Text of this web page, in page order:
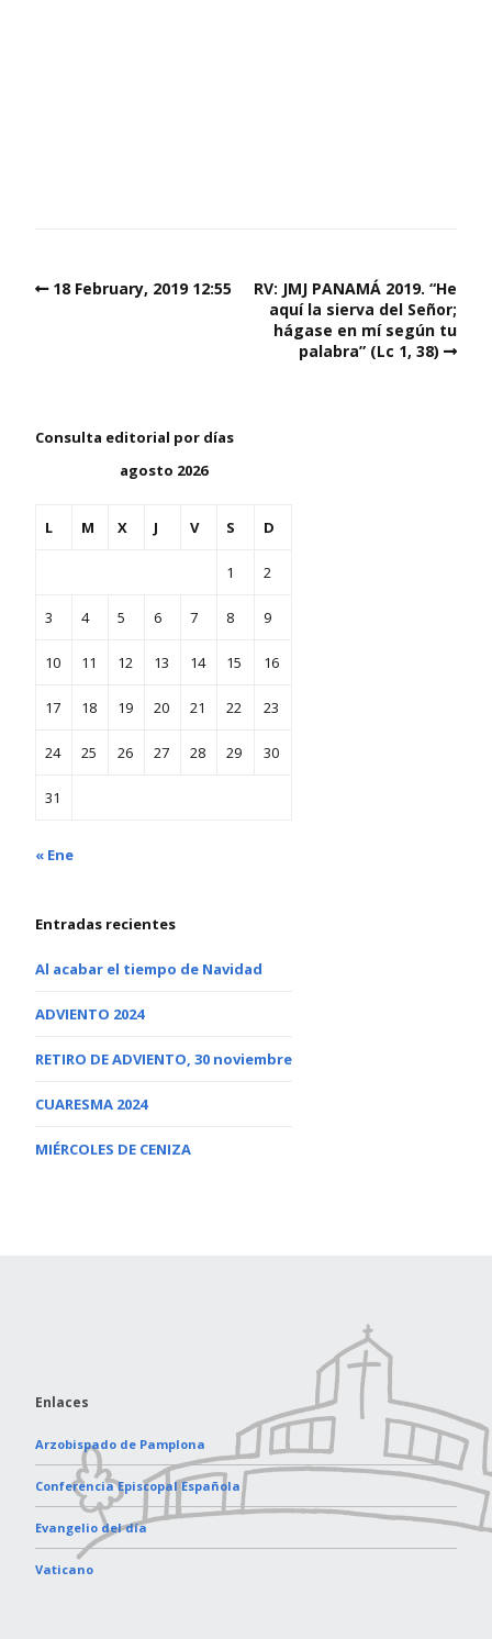
18 February, 2019 12:55
RV: JMJ PANAMÁ 2019. “He
aquí la sierva del Señor;
hágase en mí según tu
palabra” (Lc 1, 38)
Consulta editorial por días
agosto 2026
L M X J V S D
1 2
3 4 5 6 7 8 9
10 11 12 13 14 15 16
17 18 19 20 21 22 23
24 25 26 27 28 29 30
31
« Ene
Entradas recientes
Al acabar el tiempo de Navidad
ADVIENTO 2024
RETIRO DE ADVIENTO, 30 noviembre
CUARESMA 2024
MIÉRCOLES DE CENIZA
Enlaces
Arzobispado de Pamplona
Conferencia Episcopal Española
Evangelio del día
Vaticano